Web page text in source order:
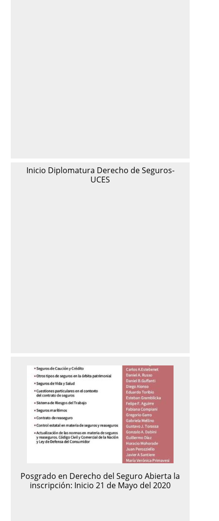
Inicio Diplomatura Derecho de Seguros-
UCES
Posgrado en Derecho del Seguro Abierta la
inscripción: Inicio 21 de Mayo del 2020